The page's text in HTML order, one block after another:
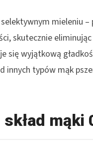
mieleniu
skutecznie
się wyjątkową
innych typów mąk
mąki